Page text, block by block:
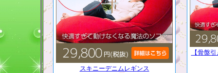
スキニーデニムレギンス
【骨盤